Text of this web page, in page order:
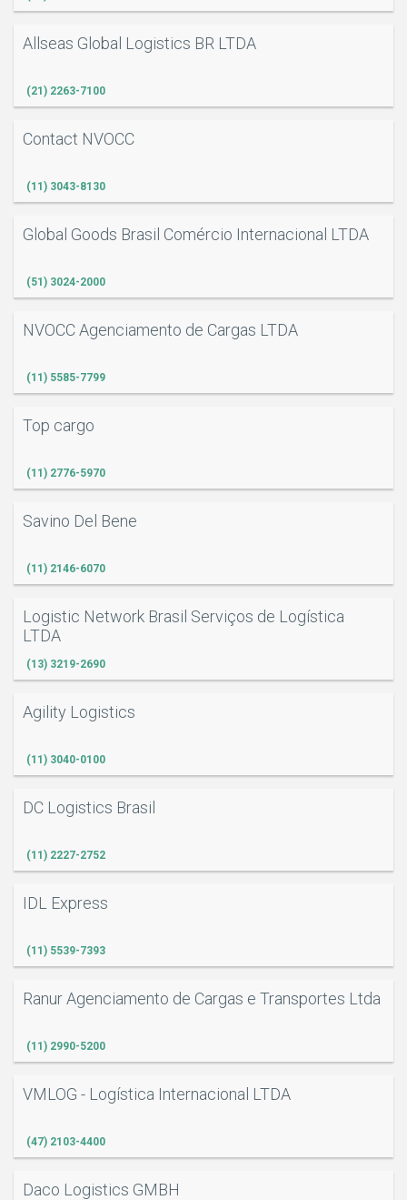
Allseas Global Logistics BR LTDA
(21) 2263-7100
Contact NVOCC
(11) 3043-8130
Global Goods Brasil Comércio Internacional LTDA
(51) 3024-2000
NVOCC Agenciamento de Cargas LTDA
(11) 5585-7799
Top cargo
(11) 2776-5970
Savino Del Bene
(11) 2146-6070
Logistic Network Brasil Serviços de Logística
LTDA
(13) 3219-2690
Agility Logistics
(11) 3040-0100
DC Logistics Brasil
(11) 2227-2752
IDL Express
(11) 5539-7393
Ranur Agenciamento de Cargas e Transportes Ltda
(11) 2990-5200
VMLOG - Logística Internacional LTDA
(47) 2103-4400
Daco Logistics GMBH